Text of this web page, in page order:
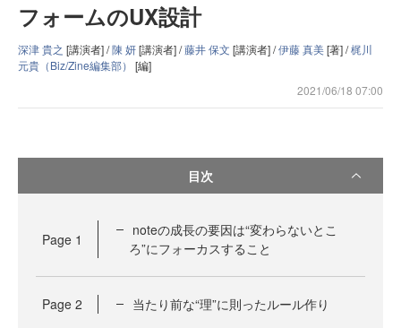
フォームのUX設計
深津 貴之 [講演者] /陳 妍[講演者] /藤井 保文 [講演者] /伊藤 真美[著] /梶川
元貴（Biz/Zine編集部） [編]
2021/06/18 07:00
目次
Page 1
noteの成長の要因は“変わらないとこ
ろ”にフォーカスすること
Page 2 当たり前な“理”に則ったルール作り